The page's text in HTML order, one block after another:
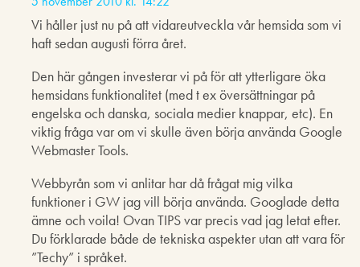
Vi håller just nu på att vidareutveckla vår hemsida som vi
haft sedan augusti förra året.
Den här gången investerar vi på för att ytterligare öka
hemsidans funktionalitet (med t ex översättningar på
engelska och danska, sociala medier knappar, etc). En
viktig fråga var om vi skulle även börja använda Google
Webmaster Tools.
Webbyrån som vi anlitar har då frågat mig vilka
funktioner i GW jag vill börja använda. Googlade detta
ämne och voila! Ovan TIPS var precis vad jag letat efter.
Du förklarade både de tekniska aspekter utan att vara för
”Techy” i språket.